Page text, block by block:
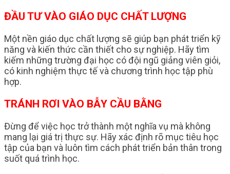
ĐẦU TƯ VÀO GIÁO DỤC CHẤT LƯỢNG
Một nền giáo dục chất lượng sẽ giúp bạn phát triển kỹ
năng và kiến thức cần thiết cho sự nghiệp. Hãy tìm
kiếm những trường đại học có đội ngũ giảng viên giỏi,
có kinh nghiệm thực tế và chương trình học tập phù
hợp.
TRÁNH RƠI VÀO BẪY CẦU BẰNG
Đừng để việc học trở thành một nghĩa vụ mà không
mang lại giá trị thực sự. Hãy xác định rõ mục tiêu học
tập của bạn và luôn tìm cách phát triển bản thân trong
suốt quá trình học.